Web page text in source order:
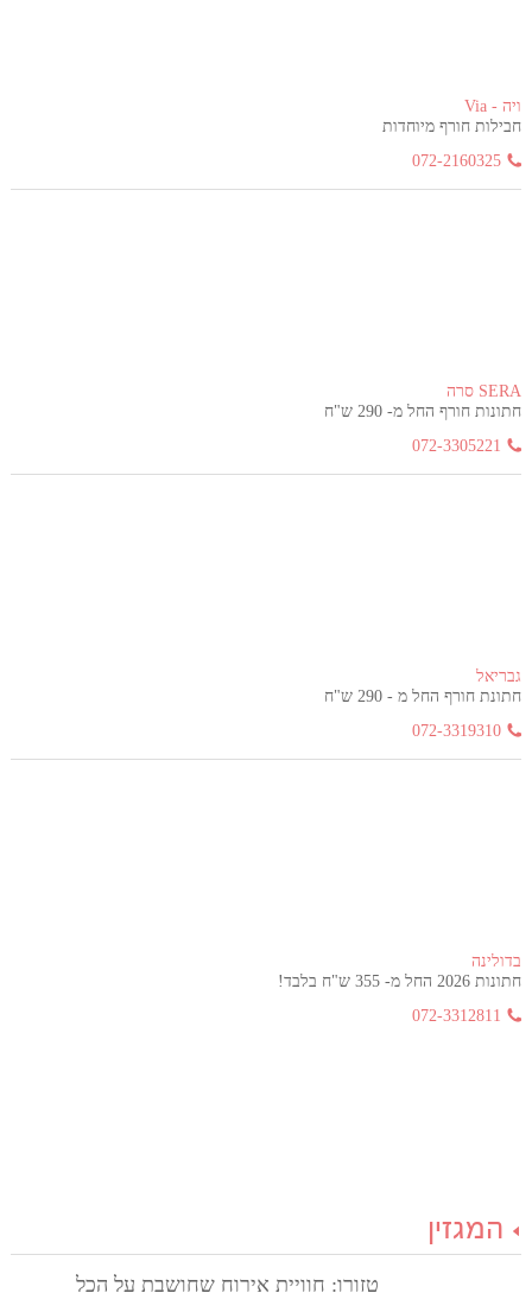
ויה - Via
חבילות חורף מיוחדות
072-2160325
SERA סרה
חתונות חורף החל מ- 290 ש"ח
072-3305221
גבריאל
חתונת חורף החל מ - 290 ש"ח
072-3319310
בדולינה
חתונות 2026 החל מ- 355 ש"ח בלבד!
072-3312811
המגזין
טזורו: חוויית אירוח שחושבת על הכל